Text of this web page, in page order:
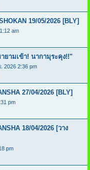
19/05/2026 [BLY]
am
ยามเข้า! นากามุระคุง!!"
2026 2:36 pm
27/04/2026 [BLY]
pm
18/04/2026 [วาง
pm